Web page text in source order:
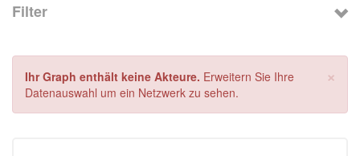
Filter
×
Ihr Graph enthält keine Akteure. Erweitern Sie Ihre
Datenauswahl um ein Netzwerk zu sehen.